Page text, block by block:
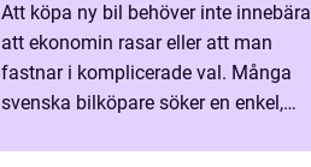
Att köpa ny bil behöver inte innebära
att ekonomin rasar eller att man
fastnar i komplicerade val. Många
svenska bilköpare söker en enkel,